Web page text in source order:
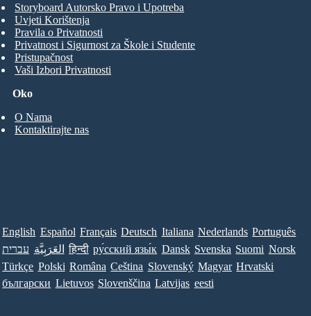
Oko
O Nama
Kontaktirajte nas
Storyboard Autorsko Pravo i Upotreba
Uvjeti Korištenja
Pravila o Privatnosti
Privatnost i Sigurnost za Škole i Studente
Pristupačnost
Vaši Izbori Privatnosti
English Español Français Deutsch Italiana Nederlands Português
עברית العَرَبِيَّة हिन्दी ру́сский язы́к Dansk Svenska Suomi Norsk
Türkçe Polski Româna Ceština Slovenský Magyar Hrvatski
български Lietuvos Slovenščina Latvijas eesti